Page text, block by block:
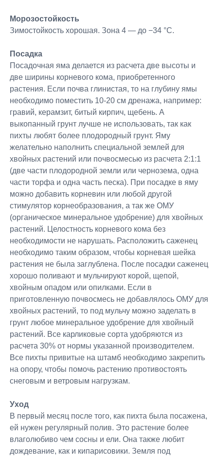
Морозостойкость
Зимостойкость хорошая. Зона 4 — до −34 °C.
Посадка
Посадочная яма делается из расчета две высоты и
две ширины корневого кома, приобретенного
растения. Если почва глинистая, то на глубину ямы
необходимо поместить 10-20 см дренажа, например:
гравий, керамзит, битый кирпич, щебень. А
выкопанный грунт лучше не использовать, так как
пихты любят более плодородный грунт. Яму
желательно наполнить специальной землей для
хвойных растений или почвосмесью из расчета 2:1:1
(две части плодородной земли или чернозема, одна
части торфа и одна часть песка). При посадке в яму
можно добавить корневин или любой другой
стимулятор корнеобразования, а так же ОМУ
(органическое минеральное удобрение) для хвойных
растений. Целостность корневого кома без
необходимости не нарушать. Расположить саженец
необходимо таким образом, чтобы корневая шейка
растения не была заглублена. После посадки саженец
хорошо поливают и мульчируют корой, щепой,
хвойным опадом или опилками. Если в
приготовленную почвосмесь не добавлялось ОМУ для
хвойных растений, то под мульчу можно заделать в
грунт любое минеральное удобрение для хвойный
растений. Все карликовые сорта удобряются из
расчета 30% от нормы указанной производителем.
Все пихты привитые на штамб необходимо закрепить
на опору, чтобы помочь растению противостоять
снеговым и ветровым нагрузкам.
Уход
В первый месяц после того, как пихта была посажена,
ей нужен регулярный полив. Это растение более
влаголюбиво чем сосны и ели. Она также любит
дождевание, как и кипарисовики. Земля под